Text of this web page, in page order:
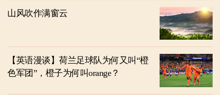
山风吹作满窗云
【英语漫谈】荷兰足球队为何又叫“橙
色军团”，橙子为何叫orange？